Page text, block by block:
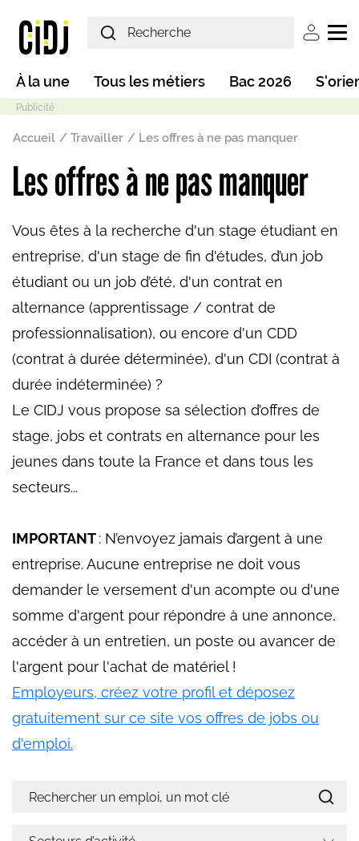
User
Main navigation
À la une Tous les métiers Bac 2026
Fil d'Ariane
Accueil Travailler Les offres à ne pas manquer
Les offres à ne pas manquer
Vous êtes à la recherche d'un stage étudiant en
entreprise, d'un stage de fin d'études, d’un job
étudiant ou un job d’été, d'un contrat en
alternance (apprentissage / contrat de
professionnalisation), ou encore d'un CDD
(contrat à durée déterminée), d'un CDI (contrat à
durée indéterminée) ?
Le CIDJ vous propose sa sélection d’offres de
stage, jobs et contrats en alternance pour les
jeunes dans toute la France et dans tous les
secteurs...
IMPORTANT: N’envoyez jamais d’argent à une
entreprise. Aucune entreprise ne doit vous
demander le versement d'un acompte ou d'une
somme d'argent pour répondre à une annonce,
accéder à un entretien, un poste ou avancer de
l'argent pour l'achat de matériel !
Employeurs, créez votre profil et déposez
gratuitement sur ce site vos offres de jobs ou
d'emploi.